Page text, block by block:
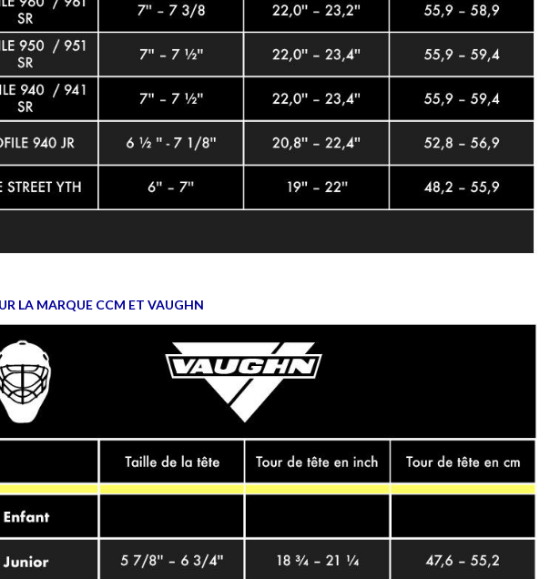
LA MARQUE CCM ET VAUGHN